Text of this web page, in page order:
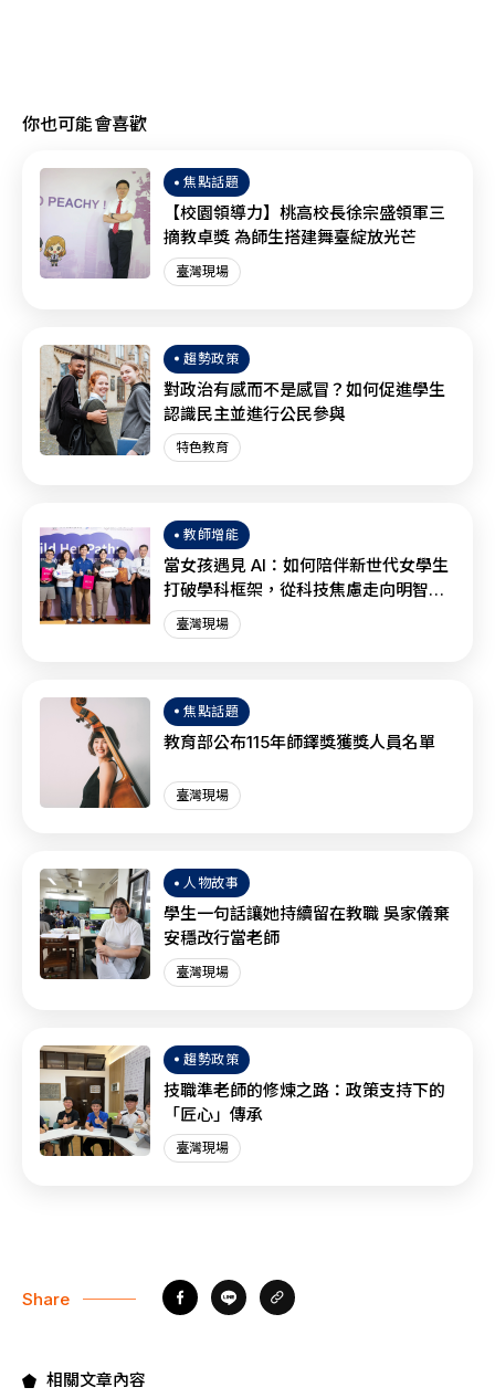
你也可能會喜歡
焦點話題
【校園領導力】桃高校長徐宗盛領軍三
摘教卓獎 為師生搭建舞臺綻放光芒
臺灣現場
趨勢政策
對政治有感而不是感冒？如何促進學生
認識民主並進行公民參與
特色教育
教師增能
當女孩遇見 AI：如何陪伴新世代女學生
打破學科框架，從科技焦慮走向明智協
作？
臺灣現場
焦點話題
教育部公布115年師鐸獎獲獎人員名單
臺灣現場
人物故事
學生一句話讓她持續留在教職 吳家儀棄
安穩改行當老師
臺灣現場
趨勢政策
技職準老師的修煉之路：政策支持下的
「匠心」傳承
臺灣現場
Share
相關文章內容